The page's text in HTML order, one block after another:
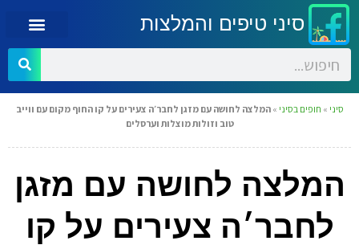
סיני טיפים והמלצות
סיני » חופים בסיני »המלצה לחושה עם מזגן לחבר׳ה צעירים על קו החוף מקום עם ווייב
טוב וזולות מוצלות וערסלים
המלצה לחושה עם מזגן
לחבר׳ה צעירים על קו